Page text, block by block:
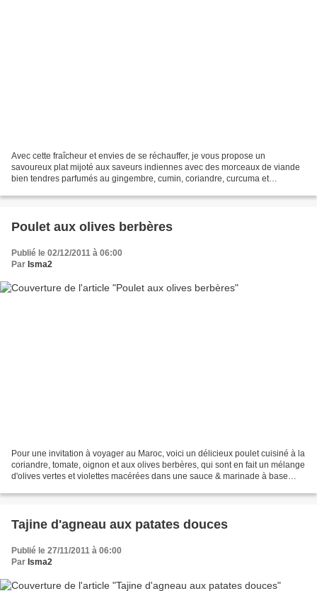
Avec cette fraîcheur et envies de se réchauffer, je vous propose un
savoureux plat mijoté aux saveurs indiennes avec des morceaux de viande
bien tendres parfumés au gingembre, cumin, coriandre, curcuma et
Poulet aux olives berbères
Publié le 02/12/2011 à 06:00
Par Isma2
Pour une invitation à voyager au Maroc, voici un délicieux poulet cuisiné à la
coriandre, tomate, oignon et aux olives berbères, qui sont en fait un mélange
d'olives vertes et violettes macérées dans une sauce & marinade à base
Tajine d'agneau aux patates douces
Publié le 27/11/2011 à 06:00
Par Isma2